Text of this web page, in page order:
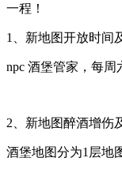
一程！
1、新地图开放时间
npc 酒堡管家，每周
2、新地图醉酒增伤
酒堡地图分为1层地